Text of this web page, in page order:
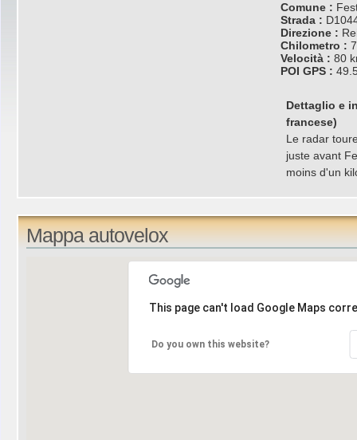
Comune :
Strada :
Direzione :
Chilometro :
Velocità : 80
POI GPS :
Dettaglio e
francese)
Le radar
juste avant
moins d'un
Mappa autovelox
This page can't load Google Maps
Do you own this website?